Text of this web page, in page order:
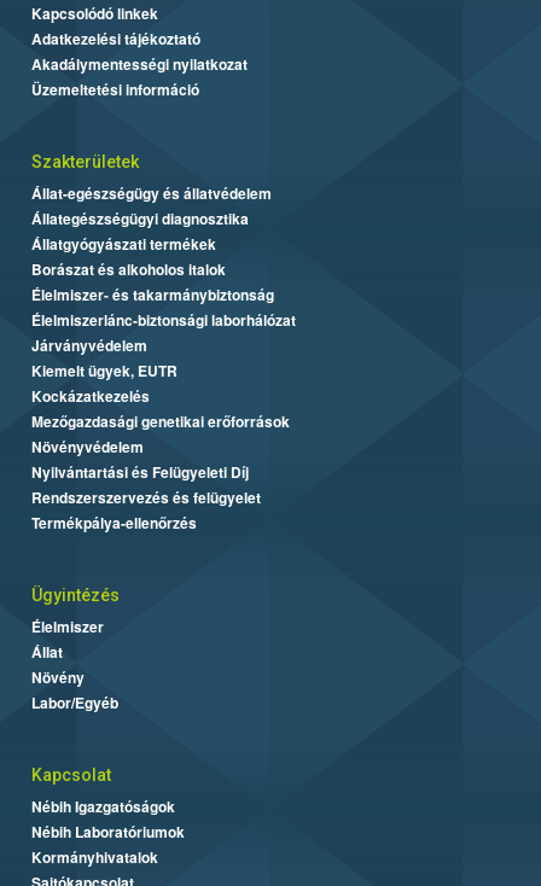
Kapcsolódó linkek
Adatkezelési tájékoztató
Akadálymentességi nyilatkozat
Üzemeltetési információ
Szakterületek
Állat-egészségügy és állatvédelem
Állategészségügyi diagnosztika
Állatgyógyászati termékek
Borászat és alkoholos italok
Élelmiszer- és takarmánybiztonság
Élelmiszerlánc-biztonsági laborhálózat
Járványvédelem
Kiemelt ügyek, EUTR
Kockázatkezelés
Mezőgazdasági genetikai erőforrások
Növényvédelem
Nyilvántartási és Felügyeleti Díj
Rendszerszervezés és felügyelet
Termékpálya-ellenőrzés
Ügyintézés
Élelmiszer
Állat
Növény
Labor/Egyéb
Kapcsolat
Nébih Igazgatóságok
Nébih Laboratóriumok
Kormányhivatalok